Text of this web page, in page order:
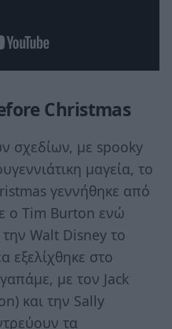
Christmas
σχεδίων, με spooky
μαγεία, το
γεννήθηκε από
ο Tim Burton ενώ
Walt Disney το
εξελίχθηκε στο
με τον Jack
και την Sally
τα